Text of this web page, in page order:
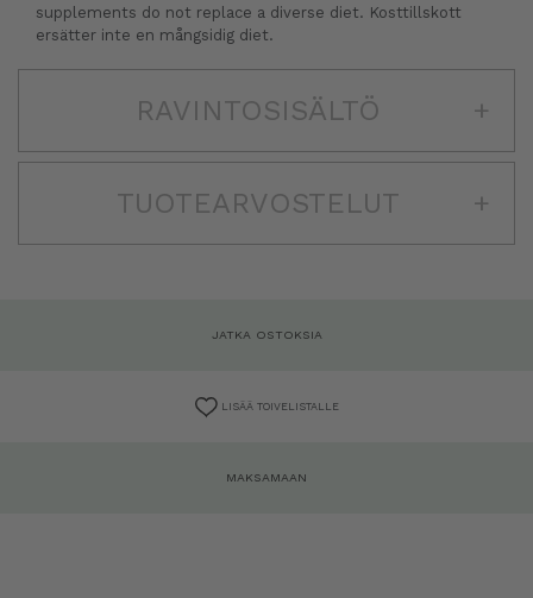
supplements do not replace a diverse diet. Kosttillskott
ersätter inte en mångsidig diet.
RAVINTOSISÄLTÖ +
TUOTEARVOSTELUT +
JATKA OSTOKSIA
LISÄÄ TOIVELISTALLE
MAKSAMAAN